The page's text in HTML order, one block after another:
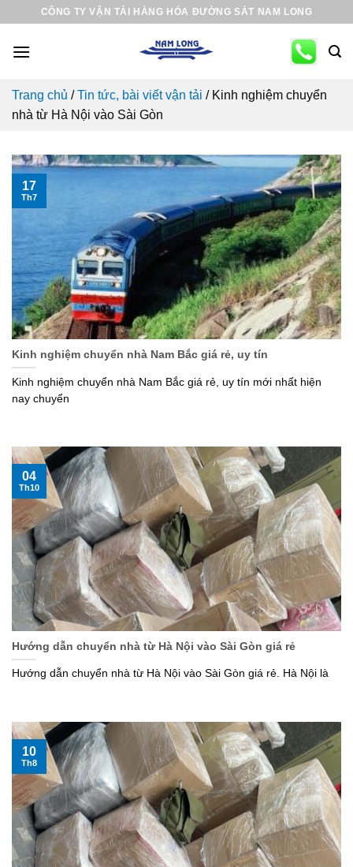
content
CÔNG TY VẬN TẢI HÀNG HÓA ĐƯỜNG SẮT NAM LONG
Trang chủ /Tin tức, bài viết vận tải / Kinh nghiệm chuyển
nhà từ Hà Nội vào Sài Gòn
Kinh nghiệm chuyển nhà Nam Bắc giá rẻ, uy tín
Kinh nghiệm chuyển nhà Nam Bắc giá rẻ, uy tín mới nhất hiện
nay chuyển
17
Th7
Hướng dẫn chuyển nhà từ Hà Nội vào Sài Gòn giá rẻ
Hướng dẫn chuyển nhà từ Hà Nội vào Sài Gòn giá rẻ. Hà Nội là
04
Th10
10
Th8